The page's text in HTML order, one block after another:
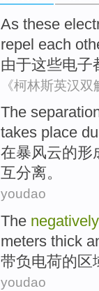
As these
repel each
由于这些电子
《柯林斯英汉双
The
takes place
在暴风云的形
互分离。
youdao
The negatively
meters thick
带负电荷的 区
youdao